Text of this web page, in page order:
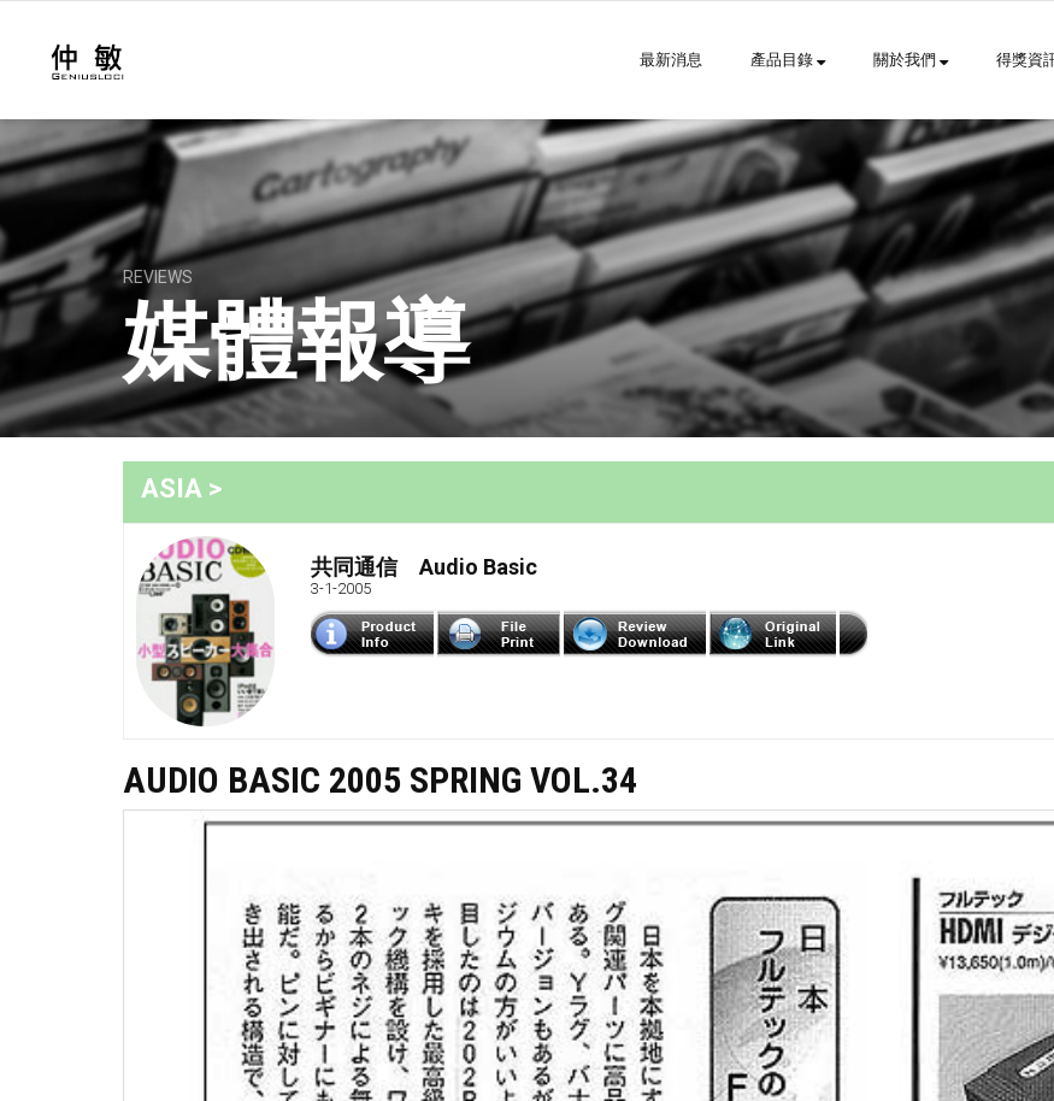
最新消息 產品目錄 關於我們 得獎資
REVIEWS
媒體報導
ASIA >
共同通信 Audio Basic
3-1-2005
AUDIO BASIC 2005 SPRING VOL.34